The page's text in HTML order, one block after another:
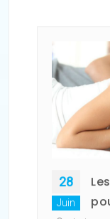
28
Juin